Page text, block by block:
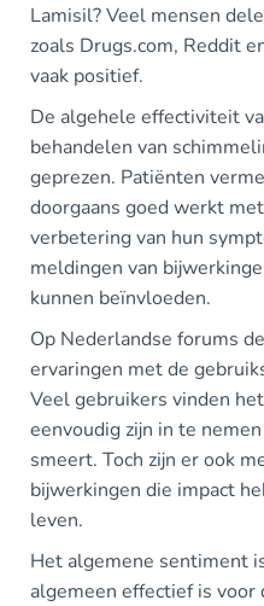
Lamisil? Veel mensen
zoals Drugs.com, Reddit
vaak positief.
De algehele effectiviteit
behandelen van
geprezen. Patiënten
doorgaans goed werkt
verbetering van hun
meldingen van
kunnen beïnvloeden.
Op Nederlandse forums
ervaringen met de
Veel gebruikers vinden
eenvoudig zijn in te
smeert. Toch zijn er ook
bijwerkingen die impact
leven.
Het algemene sentiment
algemeen effectief is voor